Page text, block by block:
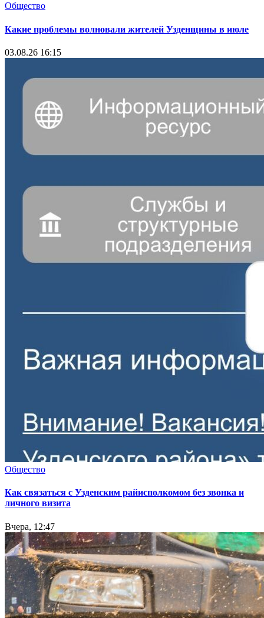
Общество
Какие проблемы волновали жителей Узденщины в июле
03.08.26 16:15
Общество
Как связаться с Узденским райисполкомом без звонка и
личного визита
Вчера, 12:47